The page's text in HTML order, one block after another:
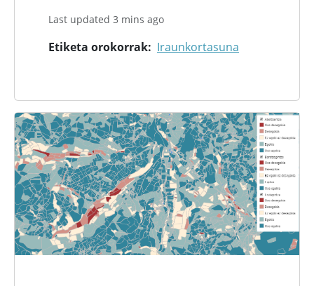
Last updated 3 mins ago
Etiketa orokorrak Iraunkortasuna